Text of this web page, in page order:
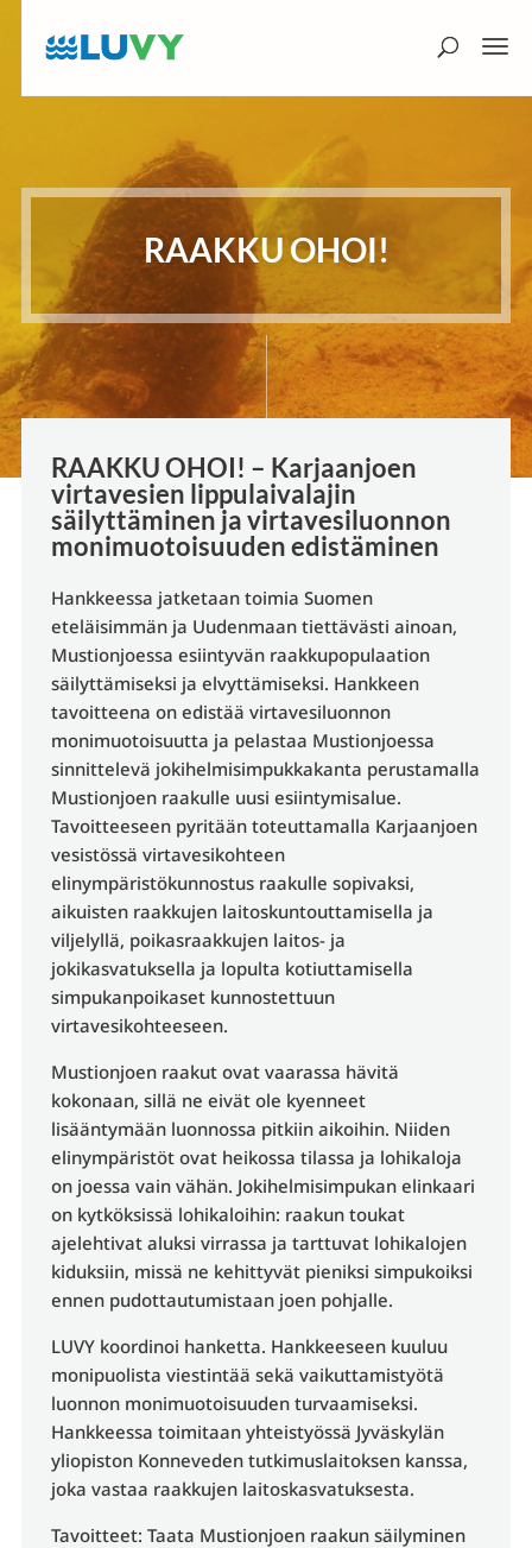
RAAKKU OHOI!
RAAKKU OHOI! – Karjaanjoen
virtavesien lippulaivalajin
säilyttäminen ja virtavesiluonnon
monimuotoisuuden edistäminen
Hankkeessa jatketaan toimia Suomen
eteläisimmän ja Uudenmaan tiettävästi ainoan,
Mustionjoessa esiintyvän raakkupopulaation
säilyttämiseksi ja elvyttämiseksi. Hankkeen
tavoitteena on edistää virtavesiluonnon
monimuotoisuutta ja pelastaa Mustionjoessa
sinnittelevä jokihelmisimpukkakanta perustamalla
Mustionjoen raakulle uusi esiintymisalue.
Tavoitteeseen pyritään toteuttamalla Karjaanjoen
vesistössä virtavesikohteen
elinympäristökunnostus raakulle sopivaksi,
aikuisten raakkujen laitoskuntouttamisella ja
viljelyllä, poikasraakkujen laitos- ja
jokikasvatuksella ja lopulta kotiuttamisella
simpukanpoikaset kunnostettuun
virtavesikohteeseen.
Mustionjoen raakut ovat vaarassa hävitä
kokonaan, sillä ne eivät ole kyenneet
lisääntymään luonnossa pitkiin aikoihin. Niiden
elinympäristöt ovat heikossa tilassa ja lohikaloja
on joessa vain vähän. Jokihelmisimpukan elinkaari
on kytköksissä lohikaloihin: raakun toukat
ajelehtivat aluksi virrassa ja tarttuvat lohikalojen
kiduksiin, missä ne kehittyvät pieniksi simpukoiksi
ennen pudottautumistaan joen pohjalle.
LUVY koordinoi hanketta. Hankkeeseen kuuluu
monipuolista viestintää sekä vaikuttamistyötä
luonnon monimuotoisuuden turvaamiseksi.
Hankkeessa toimitaan yhteistyössä Jyväskylän
yliopiston Konneveden tutkimuslaitoksen kanssa,
joka vastaa raakkujen laitoskasvatuksesta.
Tavoitteet: Taata Mustionjoen raakun säilyminen